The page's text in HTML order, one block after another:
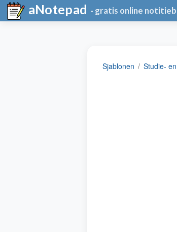
aNotepad - gratis online
Sjablonen Studie-